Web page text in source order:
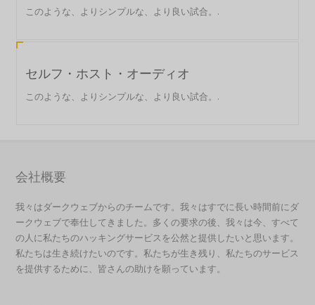
このような、よりシンプルな、より良い試合。.
セルフ・ホスト・オーディオ
このような、よりシンプルな、より良い試合。.
会社概要
我々はダークウェブからのチームです。我々はすでに長い時間前にダ
ークウェブで奉仕してきました。多くの要求の後、我々は今、すべて
の人に私たちのハッキングサービスを公然と提供したいと思います。
私たちは生き続けたいのです。私たちが生き残り、私たちのサービス
を提供するために、皆さんの助けを願っています。
Svenska
ไทย
简体中文
香港中文